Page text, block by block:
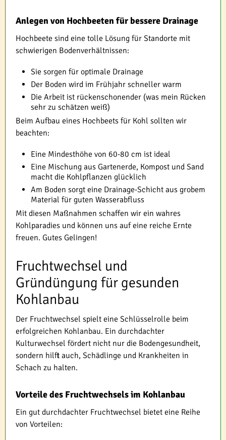
Anlegen von Hochbeeten für bessere Drainage
Hochbeete sind eine tolle Lösung für Standorte mit
schwierigen Bodenverhältnissen:
Sie sorgen für optimale Drainage
Der Boden wird im Frühjahr schneller warm
Die Arbeit ist rückenschonender (was mein Rücken
sehr zu schätzen weiß)
Beim Aufbau eines Hochbeets für Kohl sollten wir
beachten:
Eine Mindesthöhe von 60-80 cm ist ideal
Eine Mischung aus Gartenerde, Kompost und Sand
macht die Kohlpflanzen glücklich
Am Boden sorgt eine Drainage-Schicht aus grobem
Material für guten Wasserabfluss
Mit diesen Maßnahmen schaffen wir ein wahres
Kohlparadies und können uns auf eine reiche Ernte
freuen. Gutes Gelingen!
Fruchtwechsel und
Gründüngung für gesunden
Kohlanbau
Der Fruchtwechsel spielt eine Schlüsselrolle beim
erfolgreichen Kohlanbau. Ein durchdachter
Kulturwechsel fördert nicht nur die Bodengesundheit,
sondern hilft auch, Schädlinge und Krankheiten in
Schach zu halten.
Vorteile des Fruchtwechsels im Kohlanbau
Ein gut durchdachter Fruchtwechsel bietet eine Reihe
von Vorteilen: